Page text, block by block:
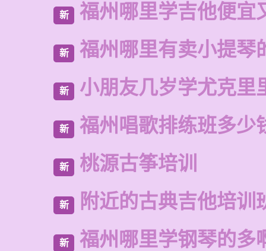
新 福州哪里学吉他便宜
新 福州哪里有卖小提琴
新 小朋友几岁学尤克里
新 福州唱歌排练班多少
新 桃源古筝培训
新 附近的古典吉他培训
新 福州哪里学钢琴的多